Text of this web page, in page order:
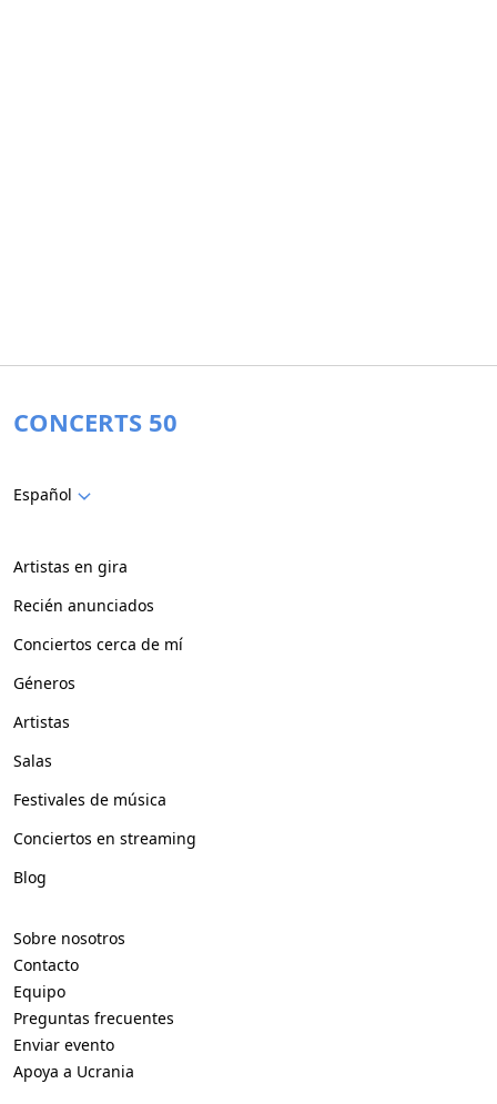
CONCERTS 50
Español
Artistas en gira
Recién anunciados
Conciertos cerca de mí
Géneros
Artistas
Salas
Festivales de música
Conciertos en streaming
Blog
Sobre nosotros
Contacto
Equipo
Preguntas frecuentes
Enviar evento
Apoya a Ucrania